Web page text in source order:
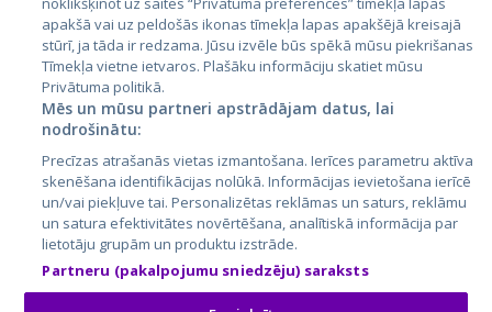
City24.lv
City24.ee
GetaPro.lv
GetaPro.ee
Skelbiu.lt
Autoplius.lt
Aruodas.lt
Kainos.lt
Paslaugos.lt
auto24.ee
KV.ee
Osta.ee
KuldneBörs.ee
apakšā vai uz peldošās ikonas tīmekļa lapas apakšējā kreisajā
stūrī, ja tāda ir redzama. Jūsu izvēle būs spēkā mūsu piekrišanas
Tīmekļa vietne ietvaros. Plašāku informāciju skatiet mūsu
Privātuma politikā.
Mēs un mūsu partneri apstrādājam datus, lai
nodrošinātu:
Precīzas atrašanās vietas izmantošana. Ierīces parametru aktīva
skenēšana identifikācijas nolūkā. Informācijas ievietošana ierīcē
un/vai piekļuve tai. Personalizētas reklāmas un saturs, reklāmu
un satura efektivitātes novērtēšana, analītiskā informācija par
lietotāju grupām un produktu izstrāde.
Partneru (pakalpojumu sniedzēju) saraksts